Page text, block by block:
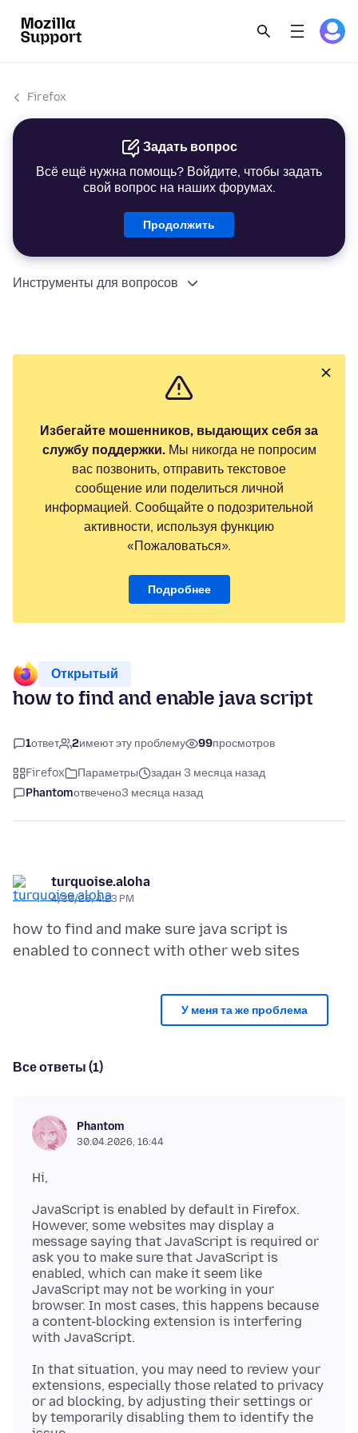
Firefox
Задать вопрос
Всё ещё нужна помощь? Войдите, чтобы задать
свой вопрос на наших форумах.
Продолжить
Инструменты для вопросов
Избегайте мошенников, выдающих себя за
службу поддержки.Мы никогда не попросим
вас позвонить, отправить текстовое
сообщение или поделиться личной
информацией. Сообщайте о подозрительной
активности, используя функцию
«Пожаловаться».
Подробнее
Открытый
how to find and enable java script
1ответ 2имеют эту проблему 99просмотров
Firefox Параметры
задан 3 месяца назад
Phantomотвечено3 месяца назад
turquoise.aloha
4/30/26, 4:23 PM
how to find and make sure java script is
У меня та же проблема
Все ответы (1)
Phantom
30.04.2026, 16:44
JavaScript is enabled by default in Firefox.
However, some websites may display a
message saying that JavaScript is required or
ask you to make sure that JavaScript is
enabled, which can make it seem like
JavaScript may not be working in your
browser. In most cases, this happens because
a content-blocking extension is interfering
In that situation, you may need to review your
extensions, especially those related to privacy
or ad blocking, by adjusting their settings or
by temporarily disabling them to identify the